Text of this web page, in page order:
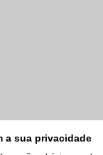
a sua privacidade